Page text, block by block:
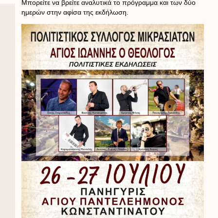
Μπορείτε να βρείτε αναλυτικά το πρόγραμμα και των δύο
ημερών στην αφίσα της εκδήλωση.